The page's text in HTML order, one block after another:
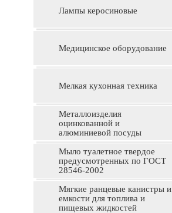
Лампы керосиновые
Медицинское оборудование
Мелкая кухонная техника
Металлоизделия
оцинкованной и
алюминиевой посуды
Мыло туалетное твердое
предусмотренных по ГОСТ
28546-2002
Мягкие ранцевые канистры и
емкости для топлива и
пищевых жидкостей